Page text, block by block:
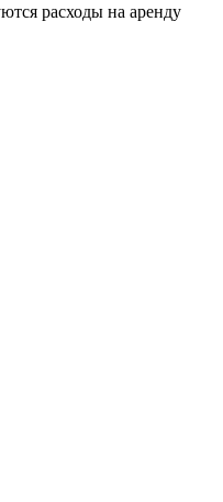
расходы на аренду